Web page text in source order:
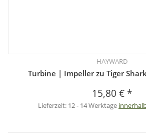
HAYWARD
Turbine | Impeller zu Tiger
15,80 € *
Lieferzeit: 12 - 14 Werktage